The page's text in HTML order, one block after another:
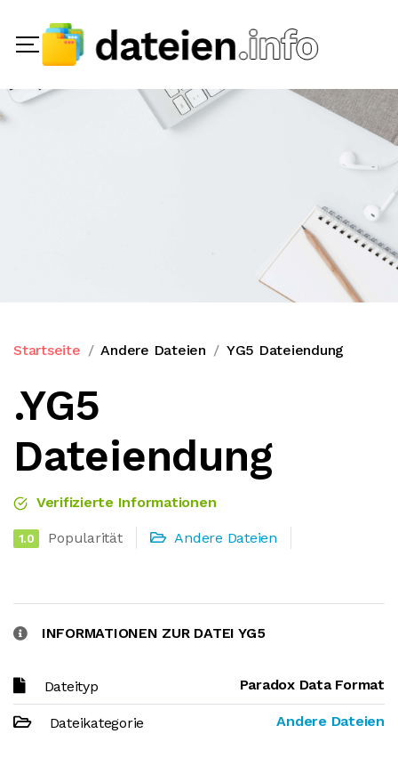
Startseite Andere Dateien YG5 Dateiendung
.YG5
Dateiendung
Verifizierte Informationen
1.0 Popularität Andere Dateien
INFORMATIONEN ZUR DATEI YG5
Dateityp Paradox Data Format
Dateikategorie Andere Dateien